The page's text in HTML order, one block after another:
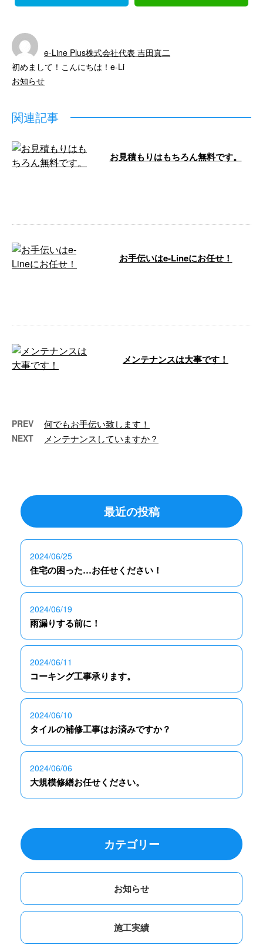
e-Line Plus株式会社代表 吉田真二
初めまして！こんにちは！e-Li
お知らせ
関連記事
お見積もりはもちろん無料です。
お手伝いはe-Lineにお任せ！
メンテナンスは大事です！
PREV 何でもお手伝い致します！
NEXT メンテナンスしていますか？
最近の投稿
2024/06/25
住宅の困った…お任せください！
2024/06/19
雨漏りする前に！
2024/06/11
コーキング工事承ります。
2024/06/10
タイルの補修工事はお済みですか？
2024/06/06
大規模修繕お任せください。
カテゴリー
お知らせ
施工実績